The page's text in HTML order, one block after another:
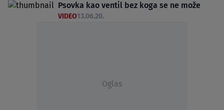
Psovka kao ventil bez koga se ne može
VIDEO13.06.20.
Oglas